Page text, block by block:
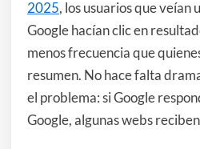
2025, los usuarios que veían
Google hacían clic en
menos frecuencia que
resumen. No hace falta
el problema: si Google
Google, algunas webs